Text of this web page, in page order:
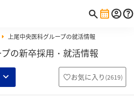
上尾中央医科グループの就活情報
の新卒採用・就活情報
お気に入り (2619)